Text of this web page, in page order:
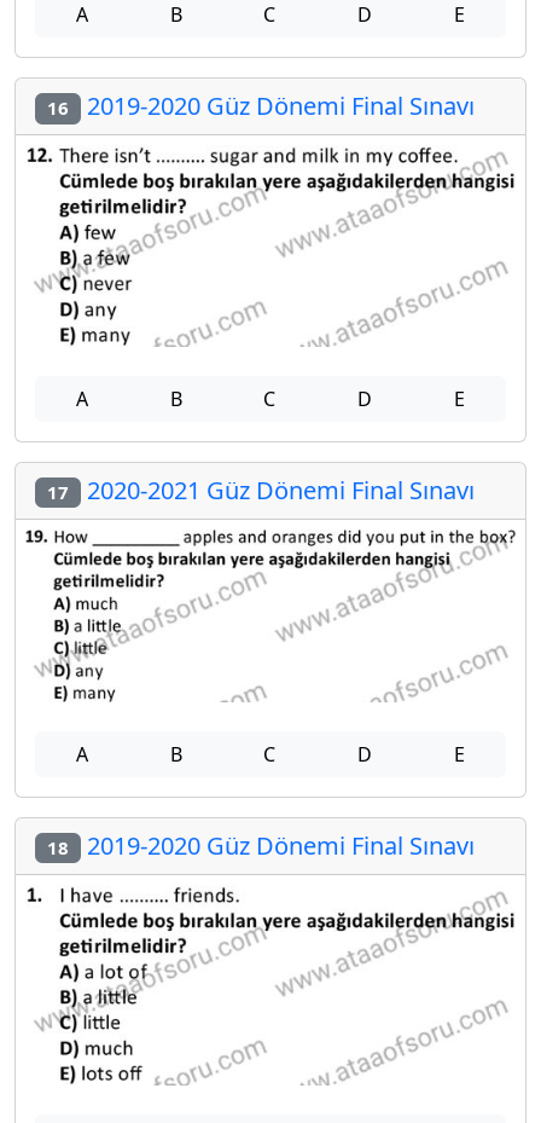
A B C D E
16 2019-2020 Güz Dönemi Final Sınavı
A B C D E
17 2020-2021 Güz Dönemi Final Sınavı
A B C D E
18 2019-2020 Güz Dönemi Final Sınavı